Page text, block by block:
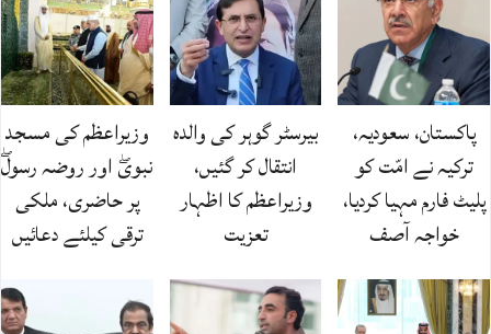
پاکستان، سعودیہ،
ترکیہ نے امّت کو
پلیٹ فارم مہیا کردیا،
خواجہ آصف
بیرسٹر گوہر کی والدہ
انتقال کر گئیں،
وزیراعظم کا اظہار
تعزیت
وزیراعظم کی مسجد
نبویۖ اور روضہ رسولۖ
پر حاضری، ملکی
ترقی کیلئے دعائیں